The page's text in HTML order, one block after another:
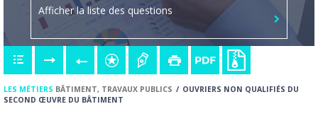
Afficher la liste des questions
LES MÉTIERS BÂTIMENT, TRAVAUX PUBLICS
OUVRIERS NON QUALIFIÉS DU
SECOND ŒUVRE DU BÂTIMENT